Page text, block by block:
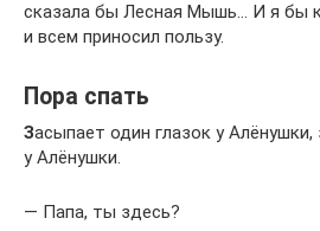
сказала бы Лесная Мышь… И я бы
и всем приносил пользу.
Пора спать
Засыпает один глазок у
у Алёнушки.
— Папа, ты здесь?